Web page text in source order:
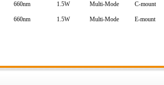
660nm 1.5W Multi-Mode C-mount
660nm 1.5W Multi-Mode E-mount